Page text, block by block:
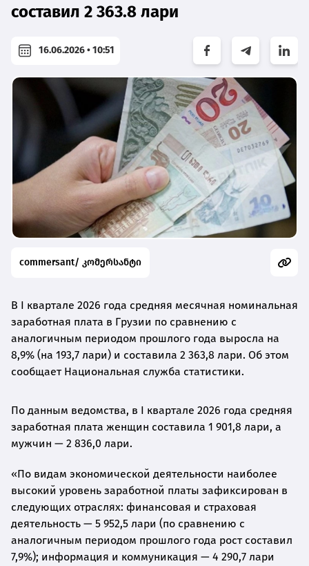
составил 2 363.8 лари
16.06.2026 • 10:51
commersant/ კომერსანტი
В I квартале 2026 года средняя месячная номинальная
заработная плата в Грузии по сравнению с
аналогичным периодом прошлого года выросла на
8,9% (на 193,7 лари) и составила 2 363,8 лари. Об этом
сообщает Национальная служба статистики.
По данным ведомства, в I квартале 2026 года средняя
заработная плата женщин составила 1 901,8 лари, а
мужчин — 2 836,0 лари.
«По видам экономической деятельности наиболее
высокий уровень заработной платы зафиксирован в
следующих отраслях: финансовая и страховая
деятельность — 5 952,5 лари (по сравнению с
аналогичным периодом прошлого года рост составил
7,9%); информация и коммуникация — 4 290,7 лари